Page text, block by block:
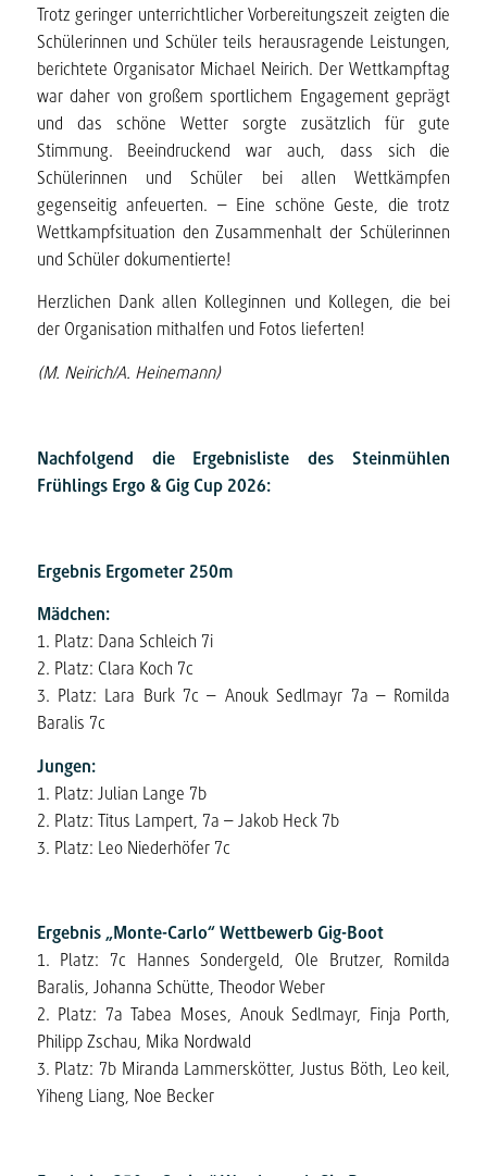
Trotz geringer unterrichtlicher Vorbereitungszeit zeigten die
Schülerinnen und Schüler teils herausragende Leistungen,
berichtete Organisator Michael Neirich. Der Wettkampftag
war daher von großem sportlichem Engagement geprägt
und das schöne Wetter sorgte zusätzlich für gute
Stimmung. Beeindruckend war auch, dass sich die
Schülerinnen und Schüler bei allen Wettkämpfen
gegenseitig anfeuerten. – Eine schöne Geste, die trotz
Wettkampfsituation den Zusammenhalt der Schülerinnen
und Schüler dokumentierte!
Herzlichen Dank allen Kolleginnen und Kollegen, die bei
der Organisation mithalfen und Fotos lieferten!
(M. Neirich/A. Heinemann)
Nachfolgend die Ergebnisliste des Steinmühlen
Frühlings Ergo & Gig Cup 2026:
Ergebnis Ergometer 250m
Mädchen:
1. Platz: Dana Schleich 7i
2. Platz: Clara Koch 7c
3. Platz: Lara Burk 7c – Anouk Sedlmayr 7a – Romilda
Baralis 7c
Jungen:
1. Platz: Julian Lange 7b
2. Platz: Titus Lampert, 7a – Jakob Heck 7b
3. Platz: Leo Niederhöfer 7c
Ergebnis „Monte-Carlo“ WettbewerbGig-Boot
1. Platz: 7c Hannes Sondergeld, Ole Brutzer, Romilda
Baralis, Johanna Schütte, Theodor Weber
2. Platz: 7a Tabea Moses, Anouk Sedlmayr, Finja Porth,
Philipp Zschau, Mika Nordwald
3. Platz: 7b Miranda Lammerskötter, Justus Böth, Leo keil,
Yiheng Liang, Noe Becker